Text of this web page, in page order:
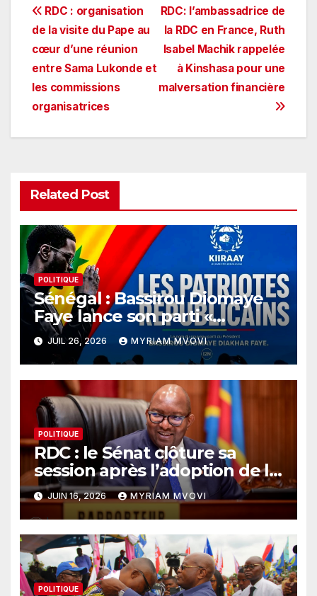
Navigation
de
l’article
RDC: l’ambassadrice de
la RDC en France, Ruth
Isabel Machik rappelée
à Kinshasa pour une
malversation financière
RDC : organisation
de la visite du Pape au
cœur d’une réunion
entre Sama Lukonde et
les commissions
organisatrices
Related Post
POLITIQUE
Sénégal : Bassirou Diomaye
Faye lance son parti «
KIIRAAY » et officialise sa
rupture avec le PASTEF
JUIL 26, 2026 MYRIAM MVOVI
POLITIQUE
RDC : le Sénat clôture sa
session après l’adoption de la
loi sur le référendum
JUIN 16, 2026 MYRIAM MVOVI
POLITIQUE